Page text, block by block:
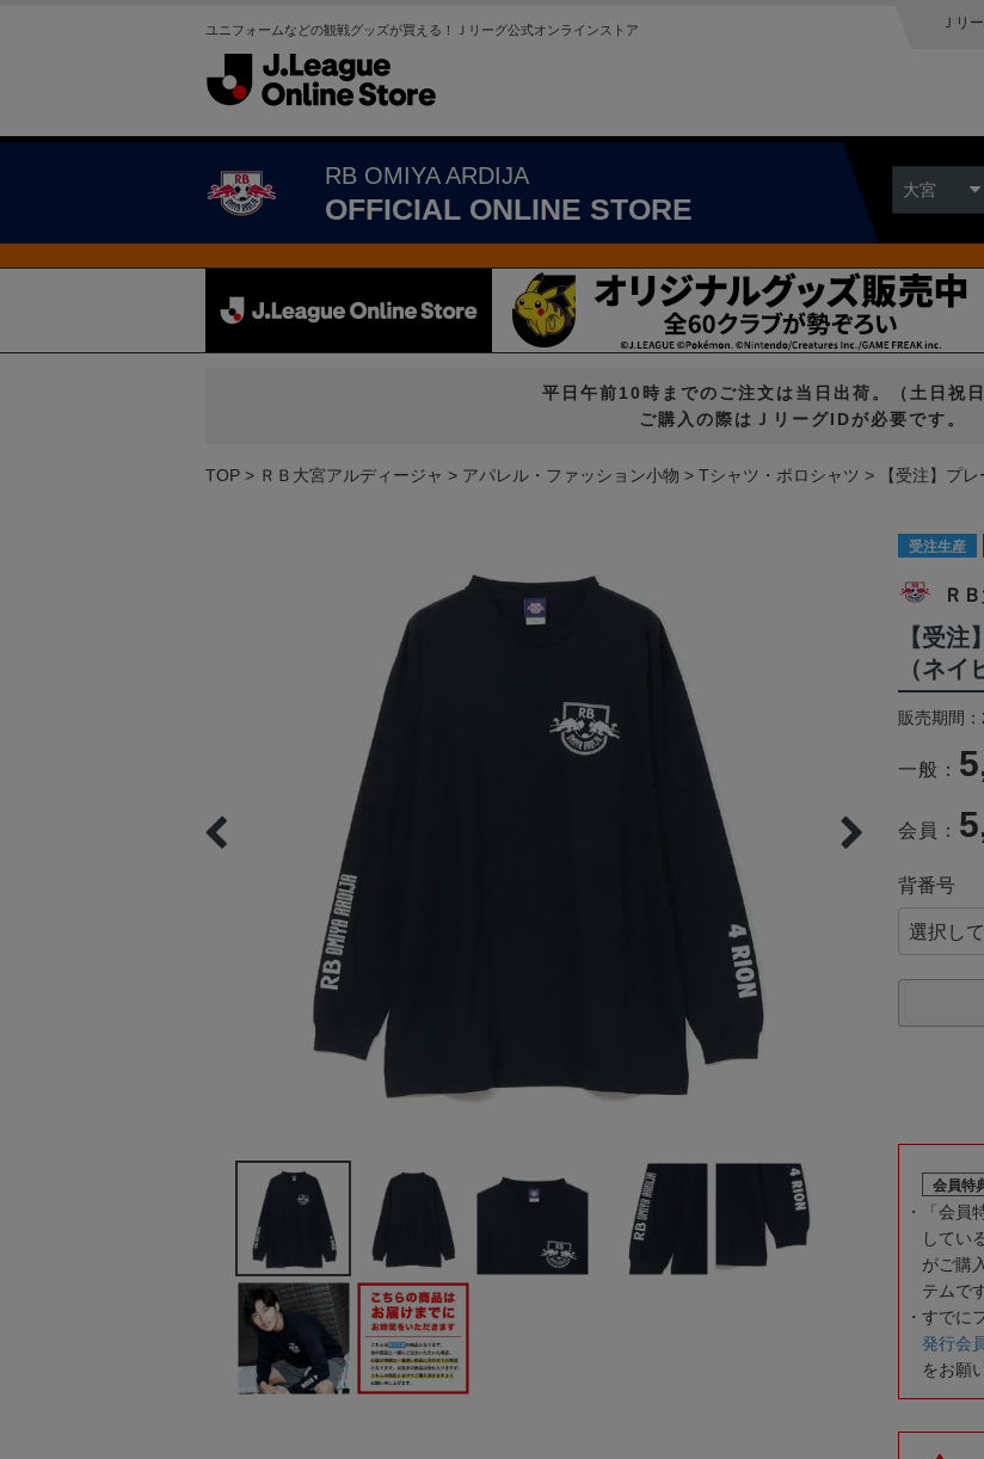
ユニフォームなどの観戦グッズが買える！Ｊリーグ公式オンラインストア Ｊリ
RB OMIYA ARDIJA
OFFICIAL ONLINE STORE
大宮
平日午前10時までのご注文は当日出荷。（土日祝日
ご購入の際はＪリーグIDが必要です。
TOP ＲＢ大宮アルディージャ アパレル・ファッション小物 Tシャツ・ポロシャツ 【受注】プ
受注生産
Ｒ
【受
（ネイ
販売期間
一般：
会員：
背番号
会員特
「会員
してい
がご購
テムで
すでに
発行会
をお願